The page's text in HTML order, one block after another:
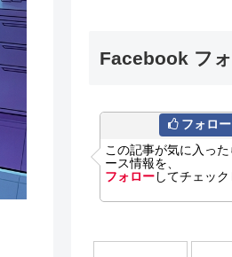
Facebook フ
フォロー
この記事が気に入った
ース情報を、
フォローしてチェック